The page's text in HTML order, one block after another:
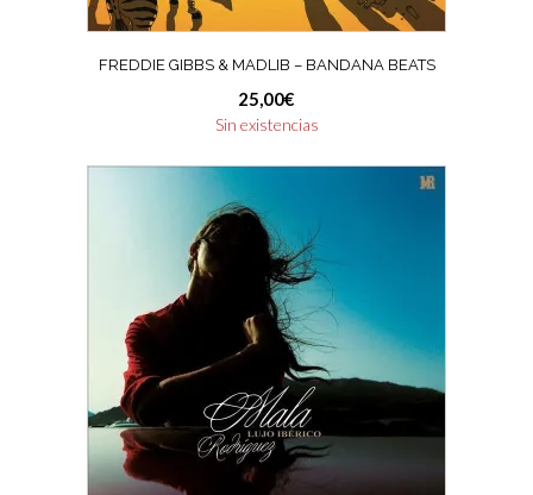
FREDDIE GIBBS & MADLIB ‎– BANDANA BEATS
25,00€
Sin existencias